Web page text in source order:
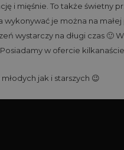
i mięśnie. To także świetny
wykonywać je można na
wystarczy na długi czas 🙂
w ofercie
jak i starszych 😉